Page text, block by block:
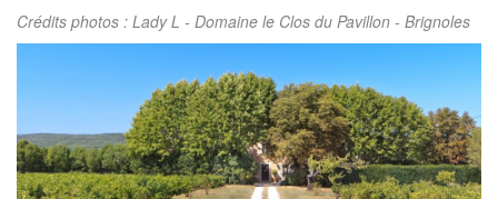
Crédits photos : Lady L - Domaine le Clos du Pavillon - Brignoles